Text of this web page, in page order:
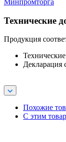
Минпромторга
Технические
Продукция
Декларация
Похожие
С этим